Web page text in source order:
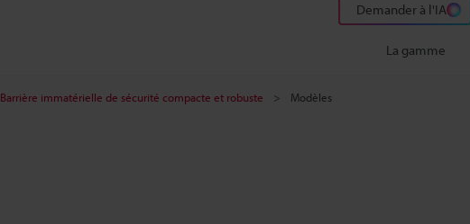
Demander à l'IA
La gamme
Barrière immatérielle de sécurité compacte et robuste Modèles